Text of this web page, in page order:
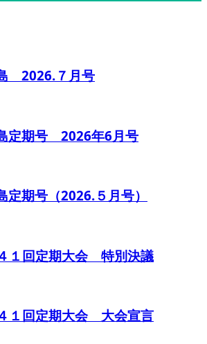
2026.７月号
定期号 2026年6月号
定期号（2026.５月号）
１回定期大会 特別決議
１回定期大会 大会宣言